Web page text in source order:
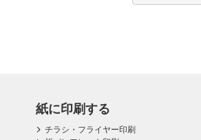
紙に印刷する
チラシ・フライヤー印刷